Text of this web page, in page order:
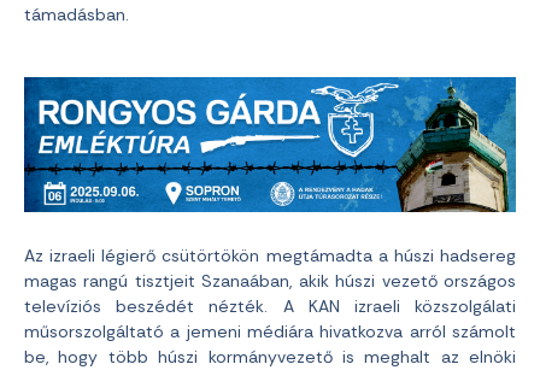
támadásban.
Az izraeli légierő csütörtökön megtámadta a húszi hadsereg
magas rangú tisztjeit Szanaában, akik húszi vezető országos
televíziós beszédét nézték. A KAN izraeli közszolgálati
műsorszolgáltató a jemeni médiára hivatkozva arról számolt
be, hogy több húszi kormányvezető is meghalt az elnöki